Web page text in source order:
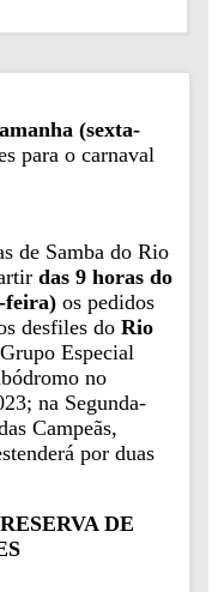
amanha (sexta-
para o carnaval
de Samba do Rio
das 9 horas do
feira) os pedidos
desfiles do Rio
Especial
no
na Segunda-
Campeãs,
por duas
DE